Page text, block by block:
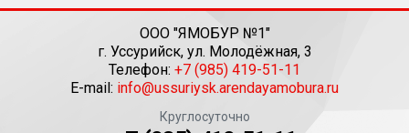
ООО "ЯМОБУР №1"
г. Уссурийск, ул. Молодёжная, 3
Телефон: +7 (985) 419-51-11
E-mail: info@ussuriysk.arendayamobura.ru
Круглосуточно